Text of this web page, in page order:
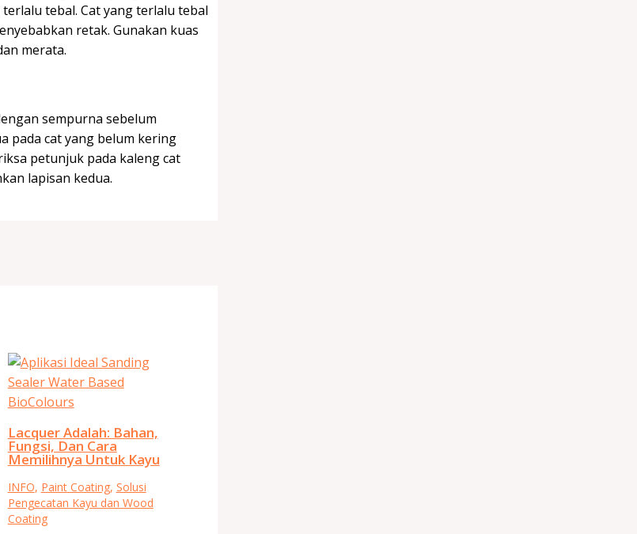
tebal. Cat yang terlalu tebal
retak. Gunakan kuas
merata.
sempurna sebelum
pada cat yang belum kering
petunjuk pada kaleng cat
lapisan kedua.
Lacquer Adalah: Bahan,
Fungsi, Dan Cara
Memilihnya Untuk Kayu
INFO, Paint Coating, Solusi
Pengecatan Kayu dan Wood
Coating